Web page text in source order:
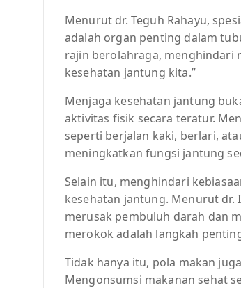
Menurut dr. Teguh Rahayu,
adalah organ penting dalam
rajin berolahraga, menghindari
kesehatan jantung kita.”
Menjaga kesehatan jantung
aktivitas fisik secara teratur.
seperti berjalan kaki, berlari,
meningkatkan fungsi jantung
Selain itu, menghindari
kesehatan jantung. Menurut dr.
merusak pembuluh darah dan
merokok adalah langkah
Tidak hanya itu, pola makan
Mengonsumsi makanan sehat